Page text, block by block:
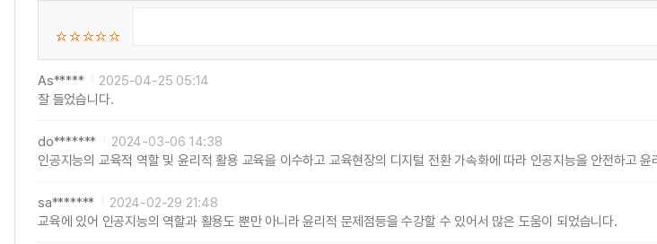
As*****
2025-04-25 05:14
잘 들었습니다.
do*******
2024-03-06 14:38
인공지능의 교육적 역할 및 윤리적 활용 교육을 이수하고 교육현장의 디지털 전환 가속화에 따라 인공지능을 안전하고
sa*******
2024-02-29 21:48
교육에 있어 인공지능의 역할과 활용도 뿐만 아니라 윤리적 문제점등을 수강할 수 있어서 많은 도움이 되었습니다.